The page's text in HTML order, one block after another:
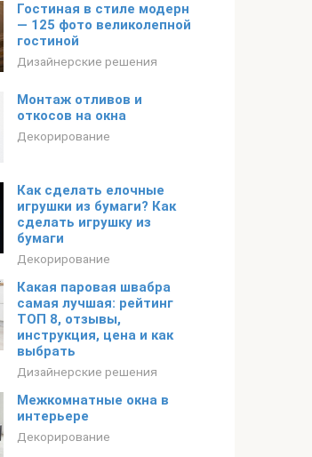
Гостиная в стиле модерн
— 125 фото великолепной
гостиной
Дизайнерские решения
Монтаж отливов и
откосов на окна
Декорирование
Как сделать елочные
игрушки из бумаги? Как
сделать игрушку из
бумаги
Декорирование
Какая паровая швабра
самая лучшая: рейтинг
ТОП 8, отзывы,
инструкция, цена и как
выбрать
Дизайнерские решения
Межкомнатные окна в
интерьере
Декорирование